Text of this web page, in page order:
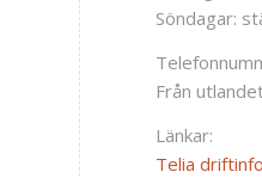
Söndagar:
Från
Länkar:
Telia